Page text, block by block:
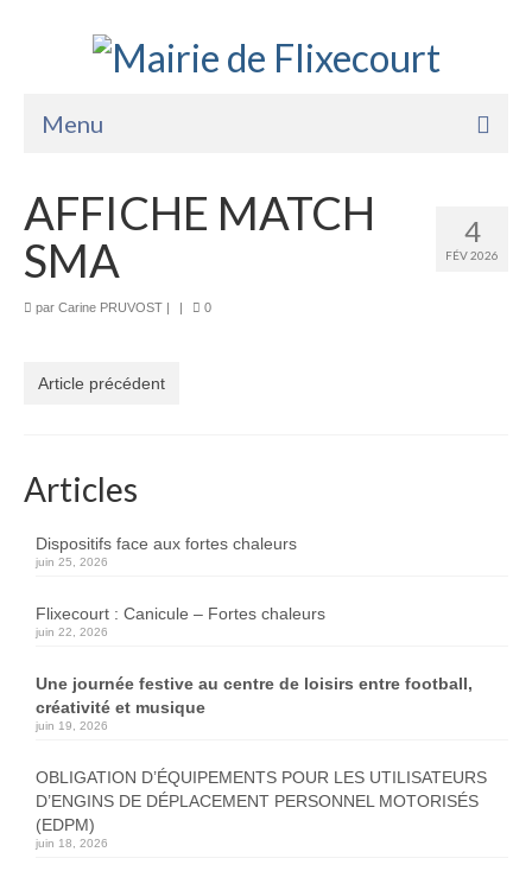
Menu
La Mairie
Vie Pratique
Enfance Jeunesse
4
FÉV 2026
AFFICHE MATCH
SMA
par Carine PRUVOST | | 0
Article précédent
Articles
Dispositifs face aux fortes chaleurs
juin 25, 2026
Flixecourt : Canicule – Fortes chaleurs
juin 22, 2026
Une journée festive au centre de loisirs entre football,
créativité et musique
juin 19, 2026
OBLIGATION D’ÉQUIPEMENTS POUR LES UTILISATEURS
D’ENGINS DE DÉPLACEMENT PERSONNEL MOTORISÉS
(EDPM)
juin 18, 2026